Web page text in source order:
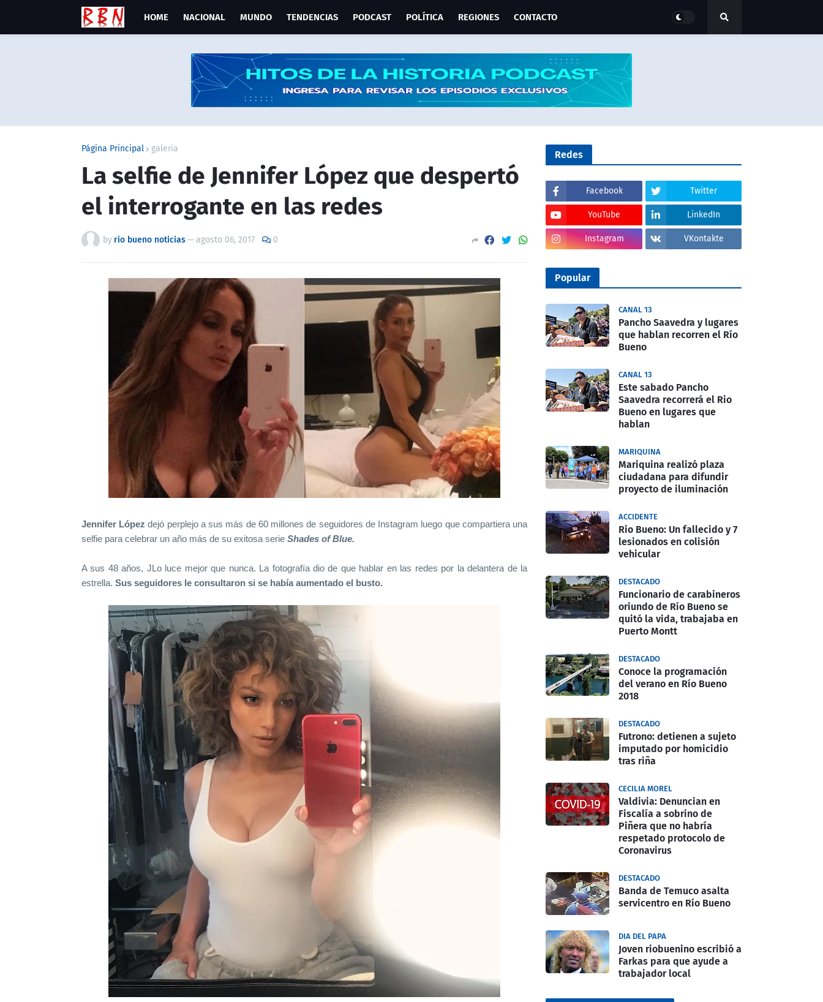
HOME NACIONAL MUNDO TENDENCIAS PODCAST POLÍTICA REGIONES CONTACTO
Página Principal galeria
La selfie de Jennifer López que despertó
el interrogante en las redes
by rio bueno noticias—agosto 06, 2017 0
Jennifer López dejó perplejo a sus más de 60 millones de seguidores de Instagram luego que compartiera una
selfie para celebrar un año más de su exitosa serie Shades of Blue.
A sus 48 años, JLo luce mejor que nunca. La fotografía dio de que hablar en las redes por la delantera de la
estrella. Sus seguidores le consultaron si se había aumentado el busto.
Redes
Facebook Twitter
YouTube LinkedIn
Instagram VKontakte
Popular
CANAL 13
Pancho Saavedra y lugares
que hablan recorren el Río
Bueno
CANAL 13
Este sabado Pancho
Saavedra recorrerá el Rio
Bueno en lugares que
hablan
MARIQUINA
Mariquina realizó plaza
ciudadana para difundir
proyecto de iluminación
ACCIDENTE
Rio Bueno: Un fallecido y 7
lesionados en colisión
vehicular
DESTACADO
Funcionario de carabineros
oriundo de Río Bueno se
quitó la vida, trabajaba en
Puerto Montt
DESTACADO
Conoce la programación
del verano en Río Bueno
2018
DESTACADO
Futrono: detienen a sujeto
imputado por homicidio
tras riña
CECILIA MOREL
Valdivia: Denuncian en
Fiscalía a sobrino de
Piñera que no habría
respetado protocolo de
Coronavirus
DESTACADO
Banda de Temuco asalta
servicentro en Río Bueno
DIA DEL PAPA
Joven riobuenino escribió a
Farkas para que ayude a
trabajador local